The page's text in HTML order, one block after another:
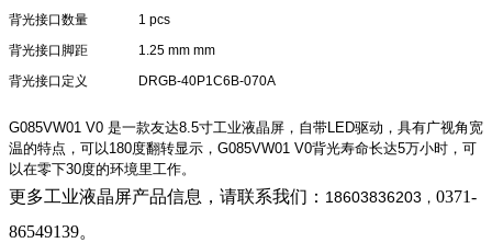
背光接口数量
1 pcs
背光接口脚距
1.25 mm mm
背光接口定义
DRGB-40P1C6B-070A
G085VW01 V0 是一款友达8.5寸工业液晶屏，自带LED驱动，具有广视角宽
温的特点，可以180度翻转显示，G085VW01 V0背光寿命长达5万小时，可
以在零下30度的环境里工作。
更多工业液晶屏产品信息，请联系我们： 18603836203 ， 0371-
86549139。